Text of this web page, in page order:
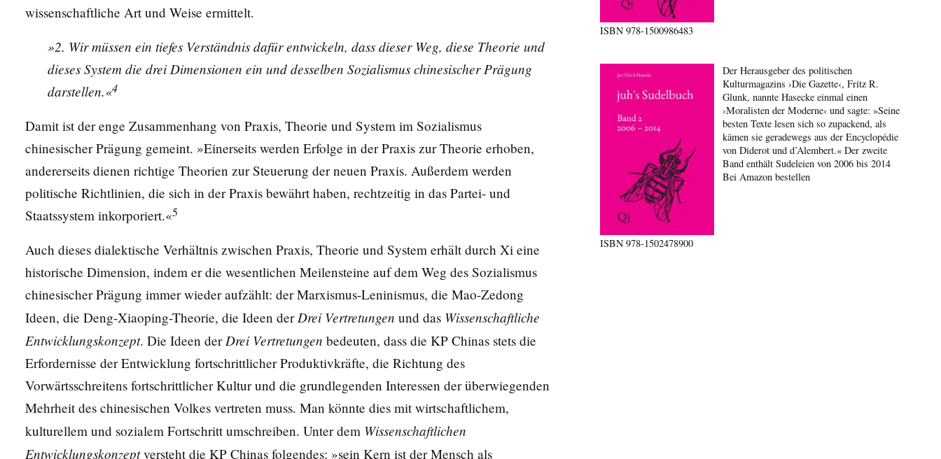
wissenschaftliche Art und Weise ermittelt.
»2. Wir müssen ein tiefes Verständnis dafür entwickeln, dass dieser Weg, diese Theorie und
dieses System die drei Dimensionen ein und desselben Sozialismus chinesischer Prägung
darstellen.«4
Damit ist der enge Zusammenhang von Praxis, Theorie und System im Sozialismus
chinesischer Prägung gemeint. »Einerseits werden Erfolge in der Praxis zur Theorie erhoben,
andererseits dienen richtige Theorien zur Steuerung der neuen Praxis. Außerdem werden
politische Richtlinien, die sich in der Praxis bewährt haben, rechtzeitig in das Partei- und
Staatssystem inkorporiert.«5
Auch dieses dialektische Verhältnis zwischen Praxis, Theorie und System erhält durch Xi eine
historische Dimension, indem er die wesentlichen Meilensteine auf dem Weg des Sozialismus
chinesischer Prägung immer wieder aufzählt: der Marxismus-Leninismus, die Mao-Zedong
Ideen, die Deng-Xiaoping-Theorie, die Ideen derDrei Vertretungen und das Wissenschaftliche
Entwicklungskonzept. Die Ideen derDrei Vertretungen bedeuten, dass die KP Chinas stets die
Erfordernisse der Entwicklung fortschrittlicher Produktivkräfte, die Richtung des
Vorwärtsschreitens fortschrittlicher Kultur und die grundlegenden Interessen der überwiegenden
Mehrheit des chinesischen Volkes vertreten muss. Man könnte dies mit wirtschaftlichem,
kulturellem und sozialem Fortschritt umschreiben. Unter dem Wissenschaftlichen
Entwicklungskonzeptversteht die KP Chinas folgendes: »sein Kern ist der Mensch als
ISBN978-1500986483
ISBN978-1502478900
Der Herausgeber des politischen
Kulturmagazins ›Die Gazette‹, Fritz R.
Glunk, nannte Hasecke einmal einen
›Moralisten der Moderne‹ und sagte: »Seine
besten Texte lesen sich so zupackend, als
kämen sie geradewegs aus der Encyclopédie
von Diderot und d’Alembert.« Der zweite
Band enthält Sudeleien von 2006 bis 2014
Bei Amazon bestellen